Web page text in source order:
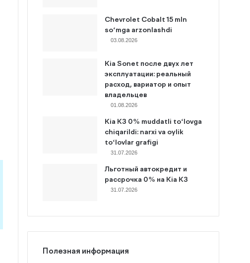
Chevrolet Cobalt 15 mln
so‘mga arzonlashdi
03.08.2026
Kia Sonet после двух лет
эксплуатации: реальный
расход, вариатор и опыт
владельцев
01.08.2026
Kia K3 0% muddatli to‘lovga
chiqarildi: narxi va oylik
to‘lovlar grafigi
31.07.2026
Льготный автокредит и
рассрочка 0% на Kia K3
31.07.2026
Полезная информация